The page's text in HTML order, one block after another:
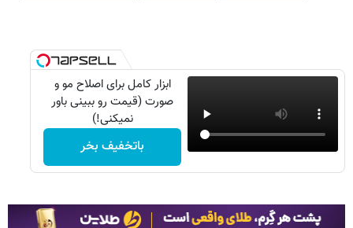
ابزار کامل برای اصلاح مو و
صورت (قیمت رو ببینی باور
نمیکنی!)
باتخفیف بخر